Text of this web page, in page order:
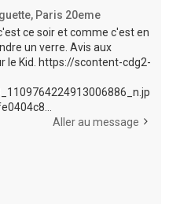
Paris 20eme
ce soir et comme c'est en
un verre. Avis aux
le Kid. https://scontent-cdg2-
Aller au message